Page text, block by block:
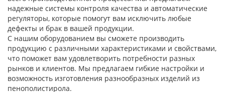
надежные системы контроля качества и автоматические
регуляторы, которые помогут вам исключить любые
дефекты и брак в вашей продукции.
С нашим оборудованием вы сможете производить
продукцию с различными характеристиками и свойствами,
что поможет вам удовлетворить потребности разных
рынков и клиентов. Мы предлагаем гибкие настройки и
возможность изготовления разнообразных изделий из
пенополистирола.